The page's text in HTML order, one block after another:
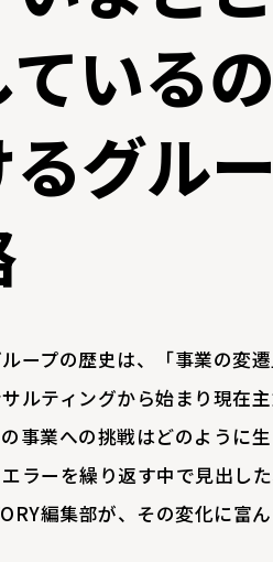
ている
グル
ープの歴史は、「事業の変
ルティングから始まり現在
事業への挑戦はどのように
ラーを繰り返す中で見出し
編集部が、その変化に富